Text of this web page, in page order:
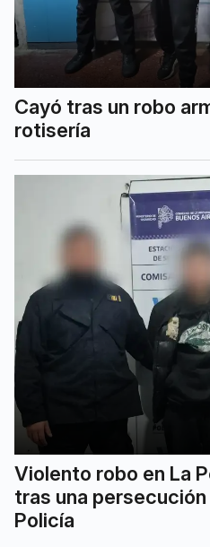
Cayó tras un robo
rotisería
Violento robo en La
tras una
Policía